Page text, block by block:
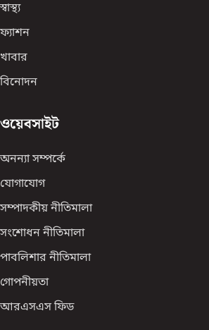
স্বাস্থ্য
ফ্যাশন
খাবার
বিনোদন
ওয়েবসাইট
অনন্যা সম্পর্কে
যোগাযোগ
সম্পাদকীয় নীতিমালা
সংশোধন নীতিমালা
পাবলিশার নীতিমালা
গোপনীয়তা
আরএসএস ফিড